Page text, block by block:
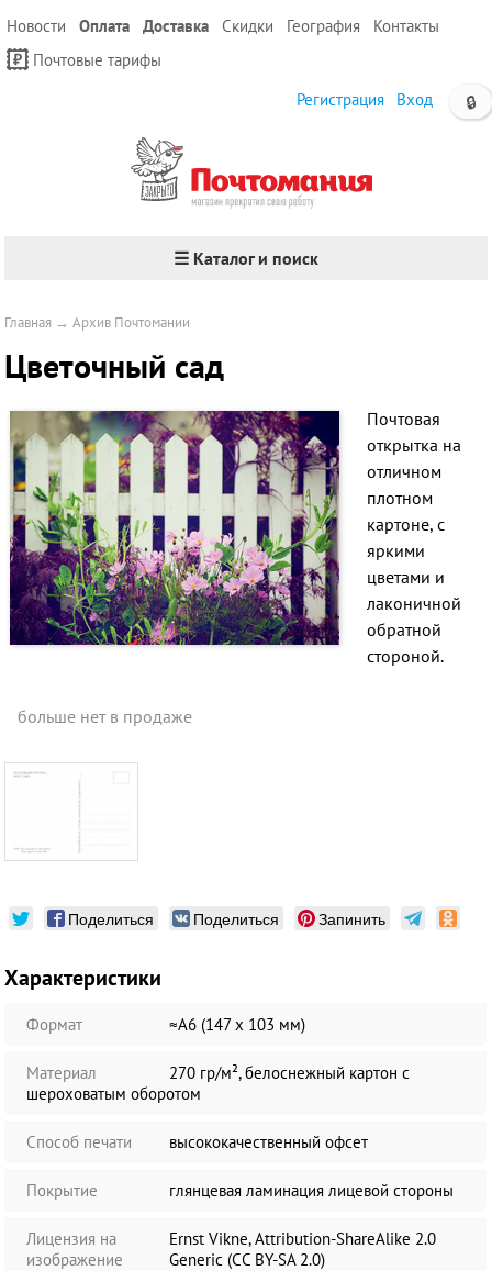
Новости Оплата Доставка Скидки География
Контакты
Почтовые тарифы
🔒
Регистрация Вход
☰ Каталог и поиск
Главная →Архив Почтомании
Цветочный сад
Почтовая
открытка на
отличном
плотном
картоне, с
яркими
цветами и
лаконичной
обратной
стороной.
больше нет в продаже
Поделиться Поделиться Запинить
Характеристики
Формат ≈А6 (147 х 103 мм)
Материал
270 гр/м², белоснежный картон с
шероховатым оборотом
Способ печати высококачественный офсет
Покрытие глянцевая ламинация лицевой стороны
Лицензия на
изображение
Ernst Vikne, Attribution-ShareAlike 2.0
Generic (CC BY-SA 2.0)